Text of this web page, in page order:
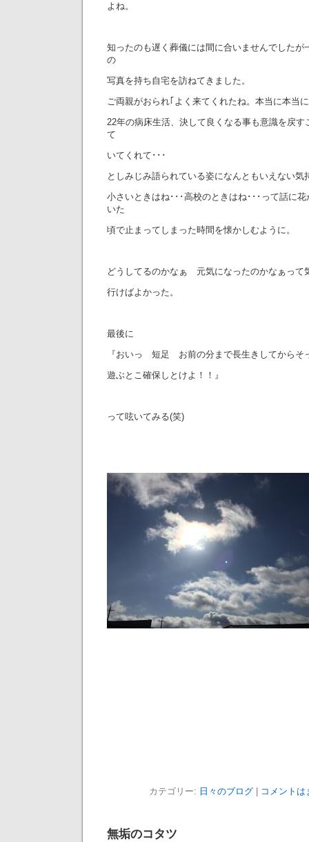
よね。
知ったのも遅く葬儀には間に合いませんでしたが
の
写真を持ち自宅を訪ねてきました。
ご両親がおられ｢よく来てくれたね。本当に本当
22年の病床生活、決して良くなる事も意識を戻
て
いてくれて･･･
としみじみ語られている姿になんともいえない気
小さいときはね･･･高校のときはね･･･って話に
いた
頃で止まってしまった時間を懐かしむように。
どうしてるのかなぁ 元気になったのかなぁって
行けばよかった。
最後に
『おいっ 短足 お前の分まで長生きしてからそ
遊ぶとこ確保しとけよ！！』
って呟いてみる(笑)
カテゴリー: 日々のブログ| コメントは
無垢のコタツ